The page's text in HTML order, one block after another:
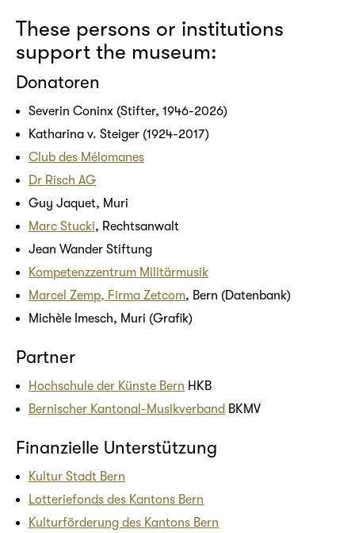
These persons or institutions
support the museum:
Donatoren
Severin Coninx (Stifter, 1946-2026)
Katharina v. Steiger (1924-2017)
Club des Mélomanes
Dr Risch AG
Guy Jaquet, Muri
Marc Stucki, Rechtsanwalt
Jean Wander Stiftung
Kompetenzzentrum Militärmusik
Marcel Zemp, Firma Zetcom, Bern (Datenbank)
Michèle Imesch, Muri (Grafik)
Partner
Hochschule der Künste Bern HKB
Bernischer Kantonal-Musikverband BKMV
Finanzielle Unterstützung
Kultur Stadt Bern
Lotteriefonds des Kantons Bern
Kulturförderung des Kantons Bern